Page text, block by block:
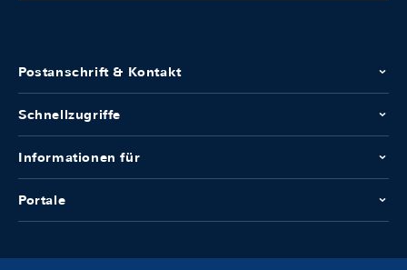
Postanschrift & Kontakt
Schnellzugriffe
Informationen für
Portale